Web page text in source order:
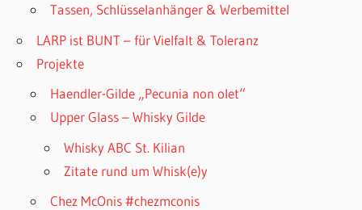
Tassen, Schlüsselanhänger & Werbemittel
LARP ist BUNT – für Vielfalt & Toleranz
Projekte
Haendler-Gilde „Pecunia non olet“
Upper Glass – Whisky Gilde
Whisky ABC St. Kilian
Zitate rund um Whisk(e)y
Chez McOnis #chezmconis